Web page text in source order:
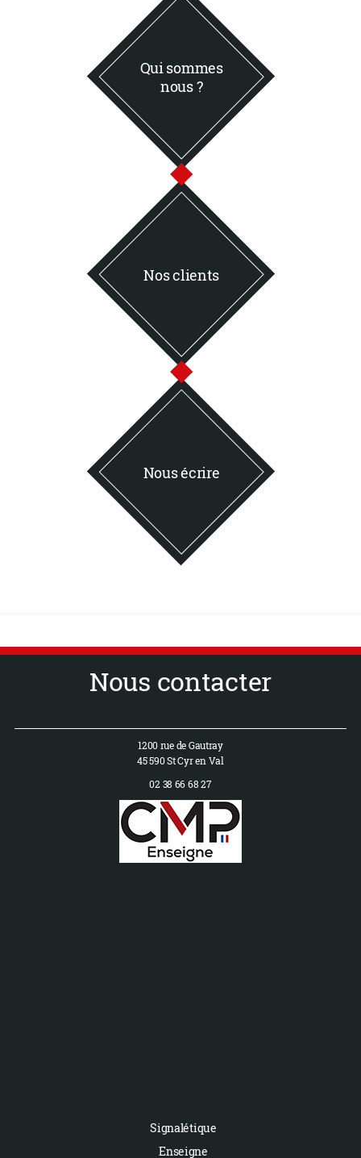
Qui sommes
nous ?
Nos clients
Nous écrire
Nous contacter
1200 rue de Gautray
45 590 St Cyr en Val
02 38 66 68 27
Signalétique
Enseigne